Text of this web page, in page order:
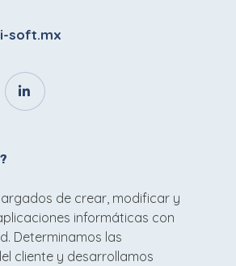
soft.mx
de crear, modificar y
informáticas con
Determinamos las
cliente y desarrollamos